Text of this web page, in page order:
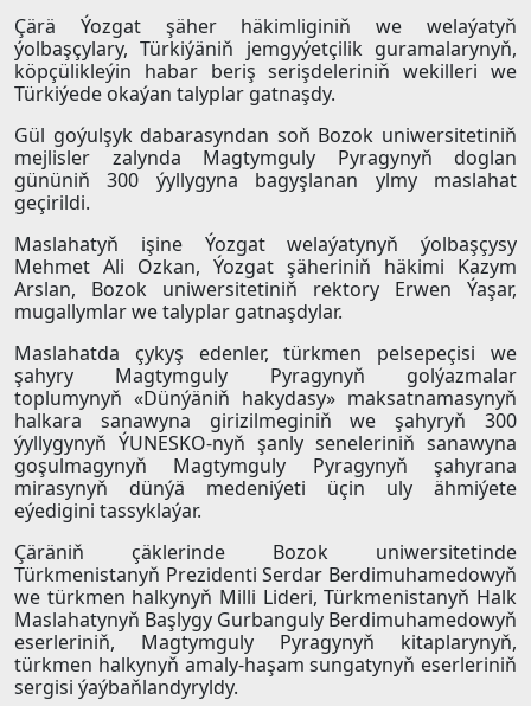
Çärä Ýozgat şäher häkimliginiň we welaýatyň
ýolbaşçylary, Türkiýäniň jemgyýetçilik guramalarynyň,
köpçülikleýin habar beriş serişdeleriniň wekilleri we
Türkiýede okaýan talyplar gatnaşdy.
Gül goýulşyk dabarasyndan soň Bozok uniwersitetiniň
mejlisler zalynda Magtymguly Pyragynyň doglan
gününiň 300 ýyllygyna bagyşlanan ylmy maslahat
geçirildi.
Maslahatyň işine Ýozgat welaýatynyň ýolbaşçysy
Mehmet Ali Ozkan, Ýozgat şäheriniň häkimi Kazym
Arslan, Bozok uniwersitetiniň rektory Erwen Ýaşar,
mugallymlar we talyplar gatnaşdylar.
Maslahatda çykyş edenler, türkmen pelsepeçisi we
şahyry Magtymguly Pyragynyň golýazmalar
toplumynyň «Dünýäniň hakydasy» maksatnamasynyň
halkara sanawyna girizilmeginiň we şahyryň 300
ýyllygynyň ÝUNESKO-nyň şanly seneleriniň sanawyna
goşulmagynyň Magtymguly Pyragynyň şahyrana
mirasynyň dünýä medeniýeti üçin uly ähmiýete
eýedigini tassyklaýar.
Çäräniň çäklerinde Bozok uniwersitetinde
Türkmenistanyň Prezidenti Serdar Berdimuhamedowyň
we türkmen halkynyň Milli Lideri, Türkmenistanyň Halk
Maslahatynyň Başlygy Gurbanguly Berdimuhamedowyň
eserleriniň, Magtymguly Pyragynyň kitaplarynyň,
türkmen halkynyň amaly-haşam sungatynyň eserleriniň
sergisi ýaýbaňlandyryldy.